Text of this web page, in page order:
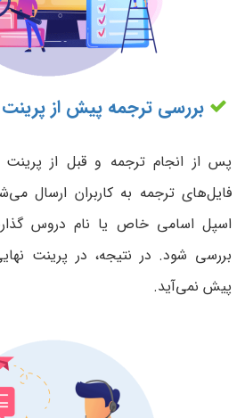
بررسی ترجمه پیش از پرینت
پس از انجام ترجمه و قبل از
فایل‌های ترجمه به کاربران ارسال
اسپل اسامی خاص یا نام دروس
بررسی شود. در نتیجه، در پرینت
پیش نمی‌آید.